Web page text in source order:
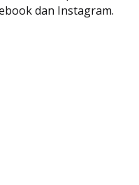
dan Instagram.